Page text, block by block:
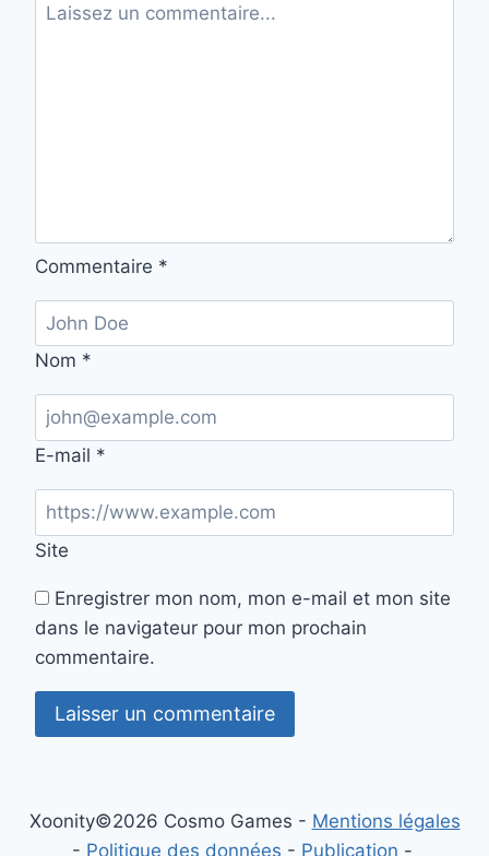
Commentaire *
Nom *
E-mail *
Site
Enregistrer mon nom, mon e-mail et mon site
dans le navigateur pour mon prochain
commentaire.
Xoonity©2026 Cosmo Games - Mentions légales
- Politique des données - Publication -